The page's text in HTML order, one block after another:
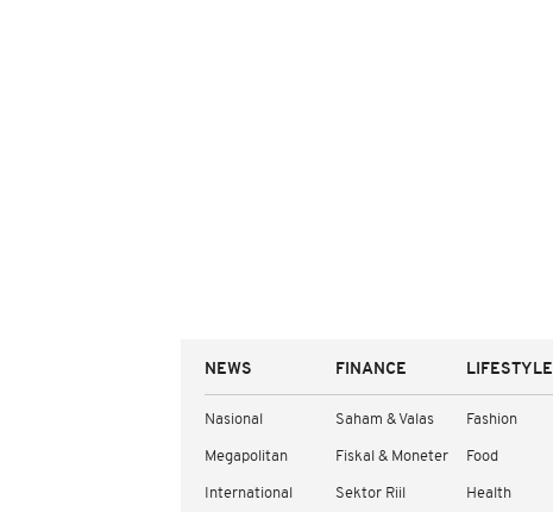
NEWS
Nasional
Megapolitan
International
FINANCE
Saham & Valas
Fiskal & Moneter
Sektor Riil
LIFESTYLE
Fashion
Food
Health